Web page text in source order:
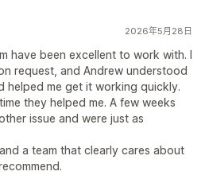
2026年5月28日
have been excellent to work with. I
request, and Andrew understood
helped me get it working quickly.
they helped me. A few weeks
issue and were just as
a team that clearly cares about